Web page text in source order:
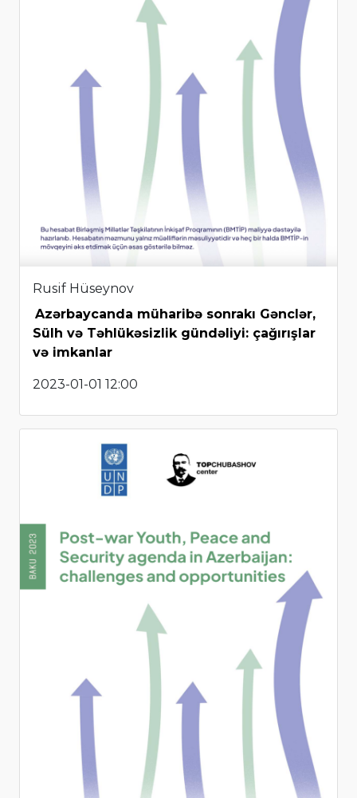
Rusif Hüseynov
Azərbaycanda müharibə sonrakı Gənclər,
Sülh və Təhlükəsizlik gündəliyi: çağırışlar
və imkanlar
2023-01-01 12:00